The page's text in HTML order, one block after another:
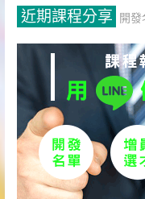
近期課程分享 開